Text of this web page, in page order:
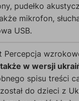
pudełko
mikrofon,
USB.
Percepcja
także w wersji
spisu treści
do dzieci z